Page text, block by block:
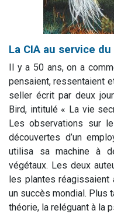
La CIA au service
Il y a 50 ans, on a
pensaient, ressentaient
seller écrit par deux
Bird, intitulé « La vie
Les observations sur
découvertes d’un
utilisa sa machine à
végétaux. Les deux
les plantes
un succès mondial. Plus
théorie, la reléguant à la